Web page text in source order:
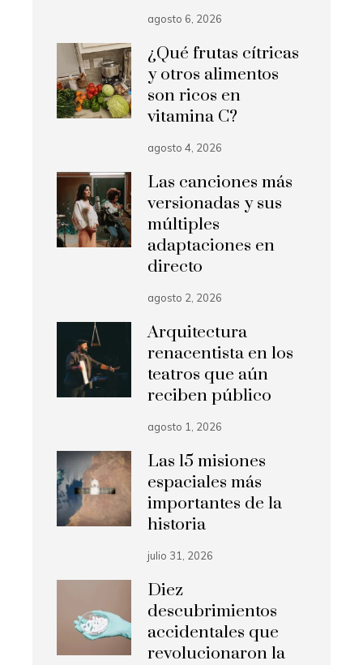
agosto 6, 2026
¿Qué frutas cítricas
y otros alimentos
son ricos en
vitamina C?
agosto 4, 2026
Las canciones más
versionadas y sus
múltiples
adaptaciones en
directo
agosto 2, 2026
Arquitectura
renacentista en los
teatros que aún
reciben público
agosto 1, 2026
Las 15 misiones
espaciales más
importantes de la
historia
julio 31, 2026
Diez
descubrimientos
accidentales que
revolucionaron la